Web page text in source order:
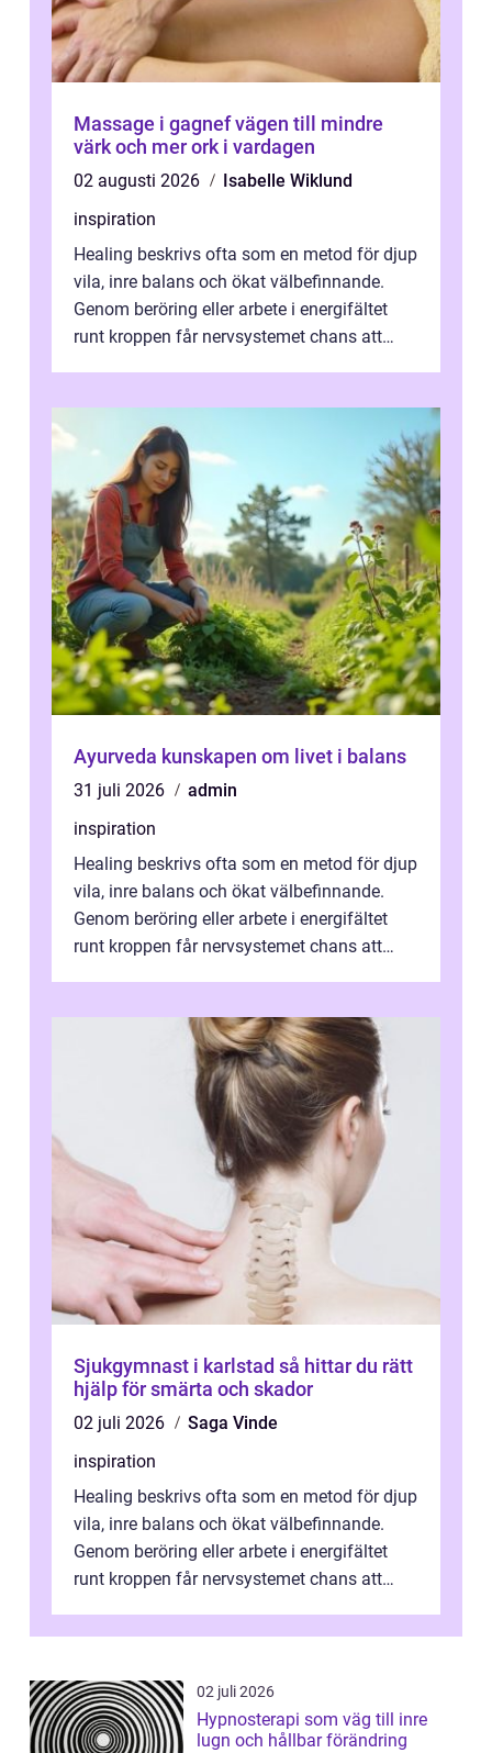
Massage i gagnef vägen till mindre
värk och mer ork i vardagen
02 augusti 2026
Isabelle Wiklund
inspiration
Healing beskrivs ofta som en metod för djup
vila, inre balans och ökat välbefinnande.
Genom beröring eller arbete i energifältet
runt kroppen får nervsystemet chans att
Ayurveda kunskapen om livet i balans
31 juli 2026
admin
inspiration
Healing beskrivs ofta som en metod för djup
vila, inre balans och ökat välbefinnande.
Genom beröring eller arbete i energifältet
runt kroppen får nervsystemet chans att
Sjukgymnast i karlstad så hittar du rätt
hjälp för smärta och skador
02 juli 2026
Saga Vinde
inspiration
Healing beskrivs ofta som en metod för djup
vila, inre balans och ökat välbefinnande.
Genom beröring eller arbete i energifältet
runt kroppen får nervsystemet chans att
02 juli 2026
Hypnosterapi som väg till inre
lugn och hållbar förändring